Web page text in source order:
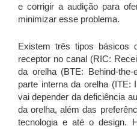
e corrigir a audição para
minimizar esse problema.
Existem três tipos básicos
receptor no canal (RIC:
da orelha (BTE: Behind-
parte interna da orelha (ITE:
vai depender da deficiência
da orelha, além das
tecnologia e até o design.